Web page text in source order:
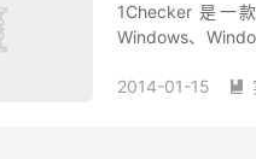
1Checker 是一
Windows、
2014-01-15 